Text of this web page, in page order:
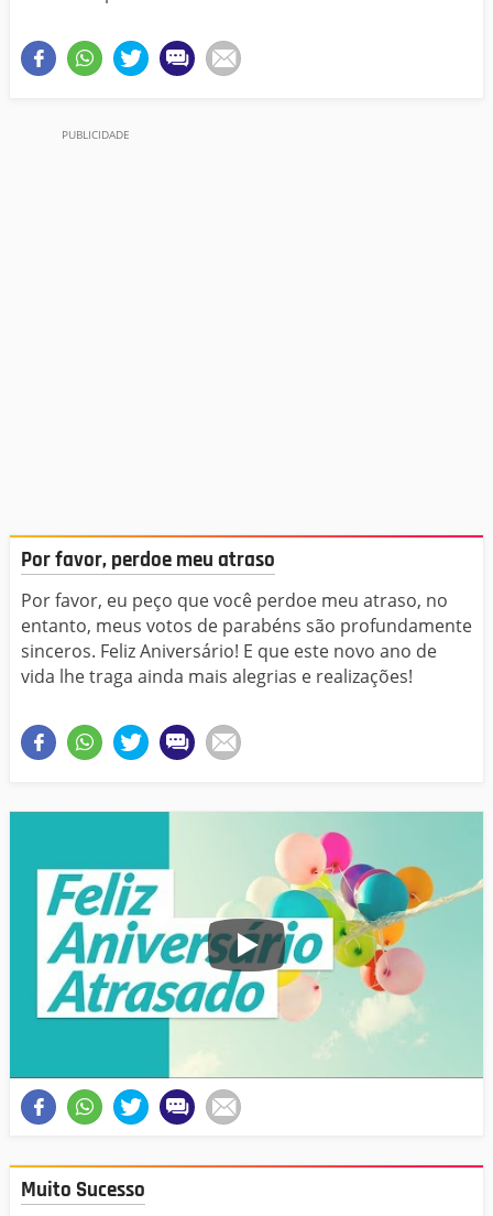
Por favor, perdoe meu atraso
Por favor, eu peço que você perdoe meu atraso, no
entanto, meus votos de parabéns são profundamente
sinceros. Feliz Aniversário! E que este novo ano de
vida lhe traga ainda mais alegrias e realizações!
Muito Sucesso